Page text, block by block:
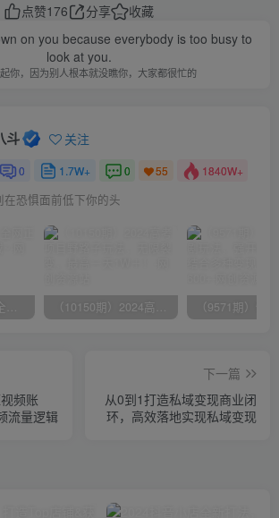
点赞176 分享
收藏
on you because everybody is too busy to
look at you.
你，因为别人根本就没瞧你，大家都很忙的
斗 关注
0 1.7W+ 0 55 1840W+
在恐惧面前低下你的头
八斗项目资源网 全网正品VIP课程 无损下载~ （10150期）2024高考项目野路子玩法，无限裂变，最高一天1W＋！
频账
流量逻辑
下一篇
从0到1打造私域变现商业闭
环，高效落地实现私域变现